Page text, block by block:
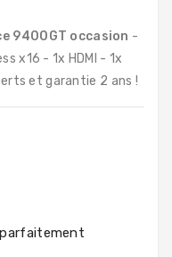
9400GT occasion -
x16 - 1x HDMI - 1x
et garantie 2 ans !